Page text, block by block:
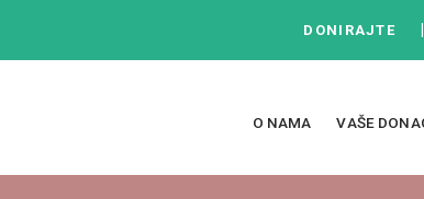
DONIRAJTE
O NAMA VAŠE